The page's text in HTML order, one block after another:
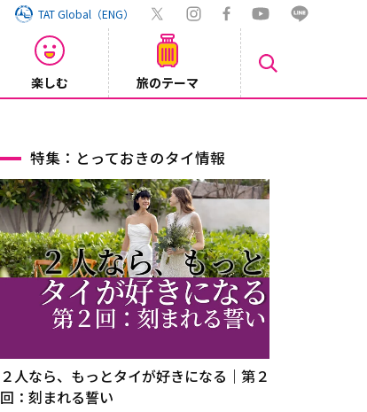
TAT Global（ENG）
楽しむ 旅のテーマ
特集：とっておきのタイ情報
２人なら、もっとタイが好きになる｜第２
回：刻まれる誓い